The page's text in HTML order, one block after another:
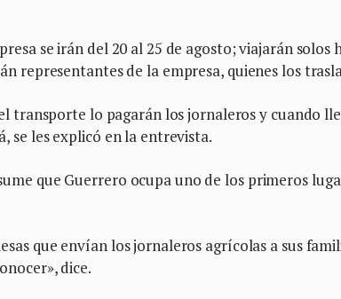
se irán del 20 al 25 de agosto; viajarán
representantes de la empresa, quienes los
transporte lo pagarán los jornaleros y cuando
se les explicó en la entrevista.
que Guerrero ocupa uno de los primeros
que envían los jornaleros agrícolas a sus
dice.